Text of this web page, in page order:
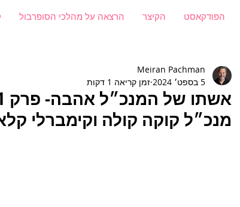
הרצאה על מהלכי הסופרבול הקיצר הפודקאסט
מנכ״ל קוקה קולה וקימברלי
Meiran Pachman
5 בספט׳ 2024
זמן קריאה 1 דקות
54false01